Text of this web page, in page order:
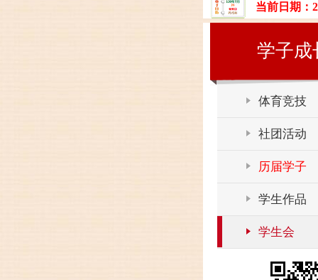
当前日期：
学子成
体育竞技
社团活动
历届学子
学生作品
学生会